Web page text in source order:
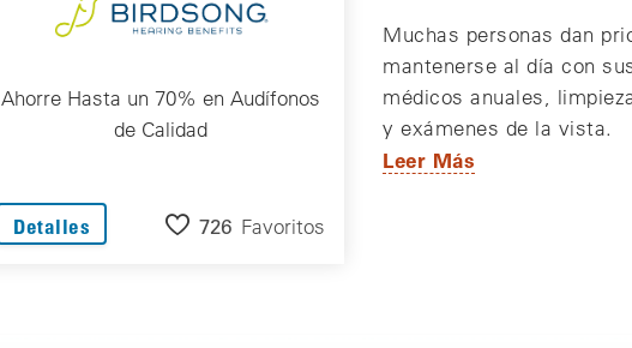
Ahorre Hasta un 70% en Audífonos
de Calidad
Detalles 726 Favoritos
Muchas personas dan
mantenerse al día con
médicos anuales,
y exámenes de la vista.
Leer Más